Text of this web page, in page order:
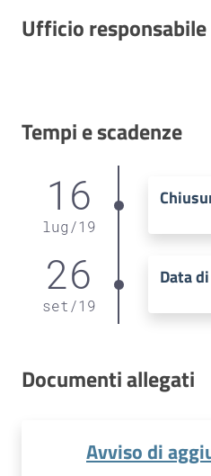
Ufficio responsabile
Tempi e scadenze
16
lug /19
26
set /19
Data
Documenti allegati
Avviso di